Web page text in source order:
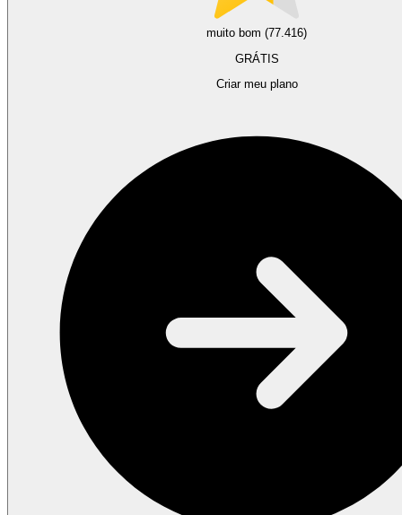
muito bom (77.416)
GRÁTIS
Criar meu plano